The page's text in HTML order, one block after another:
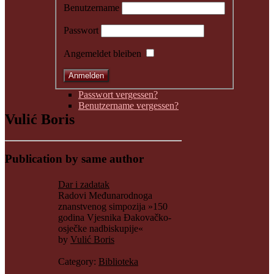
Benutzername
Passwort
Angemeldet bleiben
Passwort vergessen?
Benutzername vergessen?
Vulić Boris
Publication by same author
Dar i zadatak
Radovi Međunarodnoga
znanstvenog simpozija »150
godina Vjesnika Đakovačko-
osječke nadbiskupije«
by Vulić Boris
Category: Biblioteka